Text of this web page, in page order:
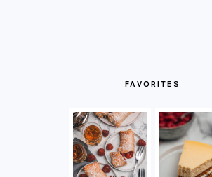
FAVORITES